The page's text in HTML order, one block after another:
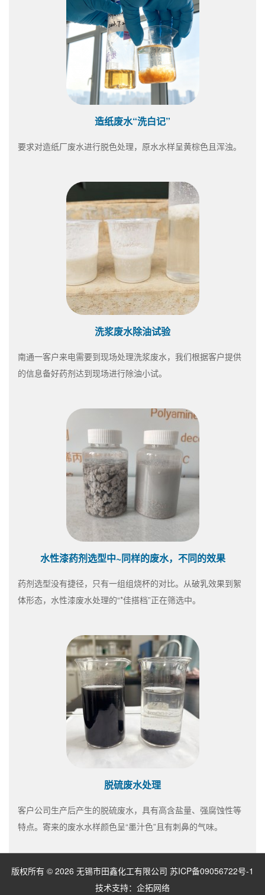
造纸废水“洗白记”
要求对造纸厂废水进行脱色处理，原水水样呈黄棕色且浑浊。
洗浆废水除油试验
南通一客户来电需要到现场处理洗浆废水，我们根据客户提供
的信息备好药剂达到现场进行除油小试。
水性漆药剂选型中~同样的废水，不同的效果
药剂选型没有捷径，只有一组组烧杯的对比。从破乳效果到絮
体形态，水性漆废水处理的“*佳搭档”正在筛选中。
脱硫废水处理
客户公司生产后产生的脱硫废水，具有高含盐量、强腐蚀性等
特点。寄来的废水水样颜色呈“墨汁色”且有刺鼻的气味。
版权所有 © 2026 无锡市田鑫化工有限公司 苏ICP备09056722号-1
技术支持： 企拓网络